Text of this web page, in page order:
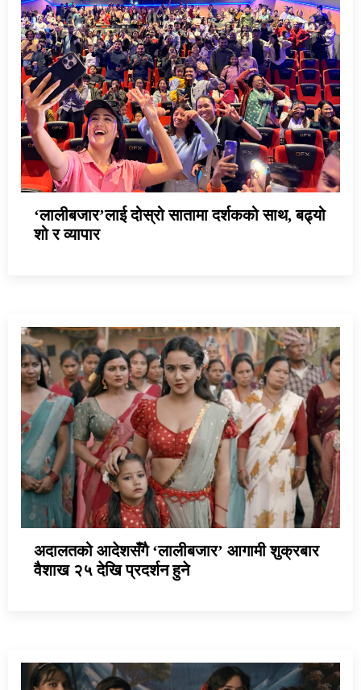
‘लालीबजार’लाई दोस्रो सातामा दर्शकको साथ, बढ्यो
शो र व्यापार
अदालतको आदेशसँगै ‘लालीबजार’ आगामी शुक्रबार
वैशाख २५ देखि प्रदर्शन हुने